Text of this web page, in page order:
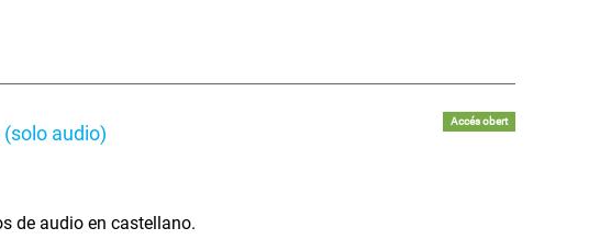
audio)
Accés obert
de audio en castellano.